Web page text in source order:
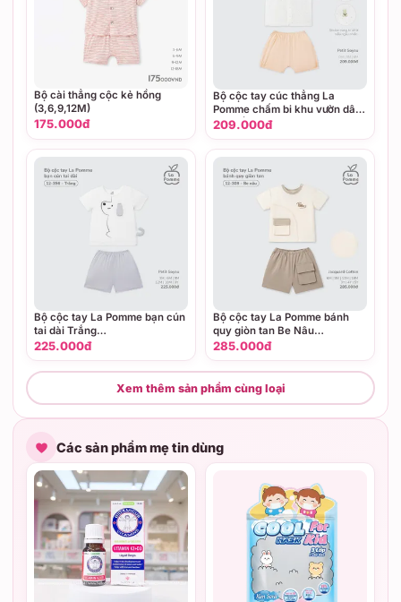
Bộ cài thẳng cộc kẻ hồng
(3,6,9,12M)
175.000đ
Bộ cộc tay cúc thẳng La
Pomme chấm bi khu vườn dâu
tây Hồng (0M,3M,6M)
209.000đ
Bộ cộc tay La Pomme bạn cún
tai dài Trắng
(3M,6M,9M,12M,18M,3Y)
225.000đ
Bộ cộc tay La Pomme bánh
quy giòn tan Be Nâu
(6M,9M,12M,18M,3Y,4Y,5Y)
285.000đ
Xem thêm sản phẩm cùng loại
Các sản phẩm mẹ tin dùng